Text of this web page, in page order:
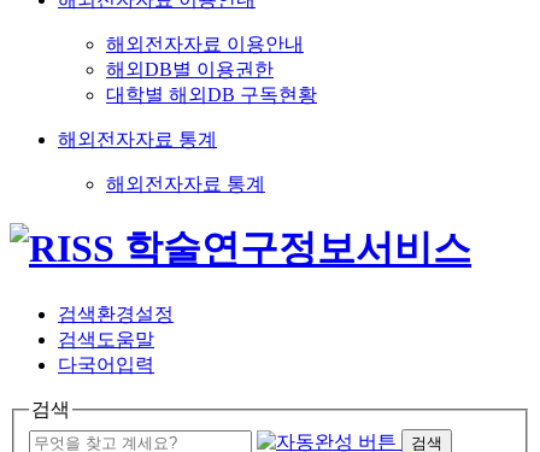
해외전자자료 이용안내
해외DB별 이용권한
대학별 해외DB 구독현황
해외전자자료 통계
해외전자자료 통계
검색환경설정
검색도움말
다국어입력
검색
검색